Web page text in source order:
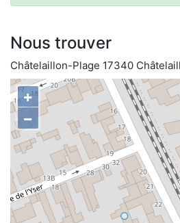
Nous trouver
Châtelaillon-Plage 17340
+
−